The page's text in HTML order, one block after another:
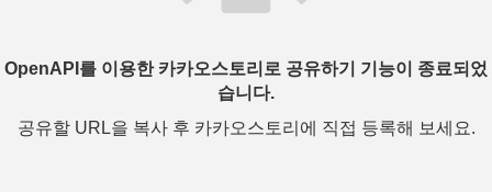
OpenAPI를 이용한 카카오스토리로 공유하기 기능이 종료되었
습니다.
공유할 URL을 복사 후 카카오스토리에 직접 등록해 보세요.